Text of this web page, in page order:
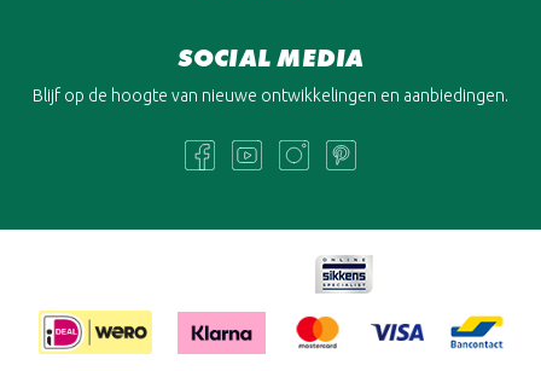
SOCIAL MEDIA
Blijf op de hoogte van nieuwe ontwikkelingen en aanbiedingen.